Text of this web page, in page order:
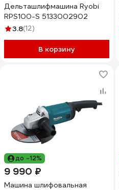
Дельташлифмашина Ryobi
RPS100-S 5133002902
3.8(12)
В корзину
до -12%
9 990 ₽
Машина шлифовальная